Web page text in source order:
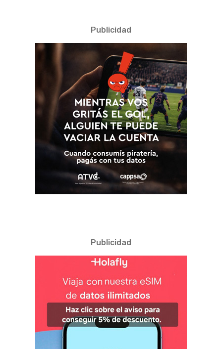
Publicidad
Publicidad